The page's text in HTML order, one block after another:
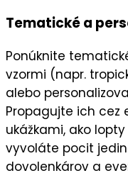
Tematické a
Ponúknite
vzormi (napr.
alebo
Propagujte ich cez
ukážkami, ako
vyvoláte pocit
dovolenkárov a